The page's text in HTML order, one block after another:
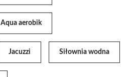
Aqua aerobik
Jacuzzi Siłownia wodna